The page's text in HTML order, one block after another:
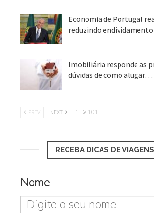
Economia de Portugal
reduzindo
Imobiliária responde as
dúvidas de como alugar…
PREV NEXT 1 De 101
RECEBA DICAS DE VIAGENS
Nome